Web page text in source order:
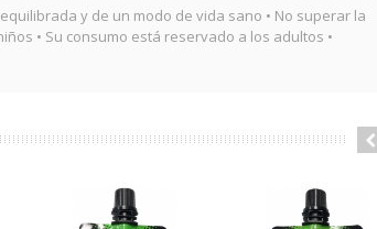
y de un modo de vida sano • No superar la
• Su consumo está reservado a los adultos •